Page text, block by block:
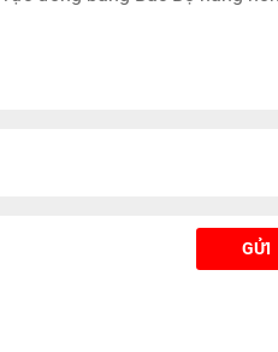
cường độ lớn hơn 100mm/3h.
GỬI